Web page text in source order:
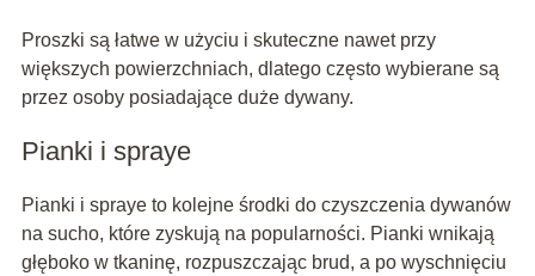
Proszki są łatwe w użyciu i skuteczne nawet przy
większych powierzchniach, dlatego często wybierane są
przez osoby posiadające duże dywany.
Pianki i spraye
Pianki i spraye to kolejne środki do czyszczenia dywanów
na sucho, które zyskują na popularności. Pianki wnikają
głęboko w tkaninę, rozpuszczając brud, a po wyschnięciu